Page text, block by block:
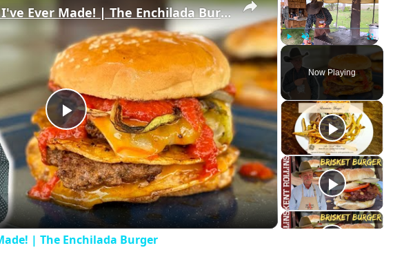
Play Unmute Fullscreen
Now Playing
Play
Video
The BEST Burger I've Ever Made! | The Enchilada Burger
| The Enchilada Burger